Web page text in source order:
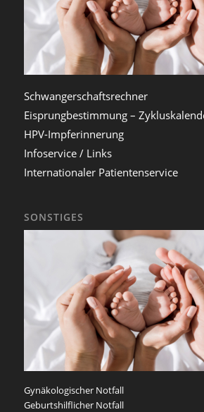
Schwangerschaftsrechner
Eisprungbestimmung –
HPV-Impferinnerung
Infoservice / Links
Internationaler Patientenservice
SONSTIGES
Gynäkologischer Notfall
Geburtshilflicher Notfall